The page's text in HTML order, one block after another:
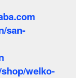
san-
welko-